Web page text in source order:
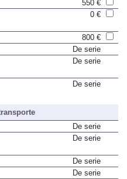
550 €
0 €
800 €
De serie
De serie
De serie
De serie
De serie
De serie
De serie